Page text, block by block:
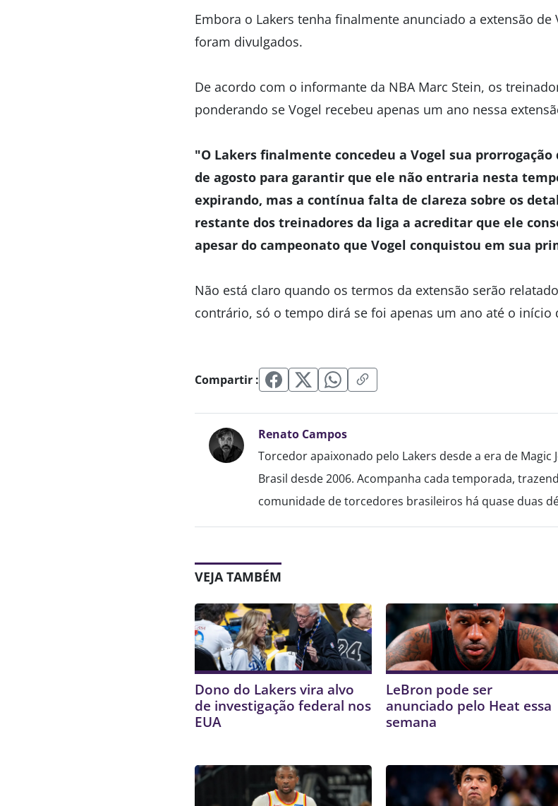
Embora o Lakers tenha finalmente anunciado a extensão
foram divulgados.
De acordo com o informante da NBA Marc Stein, os
ponderando se Vogel recebeu apenas um ano nessa
"O Lakers finalmente concedeu a Vogel sua
de agosto para garantir que ele não entraria nesta
expirando, mas a contínua falta de clareza sobre os
restante dos treinadores da liga a acreditar que ele
apesar do campeonato que Vogel conquistou em sua
Não está claro quando os termos da extensão serão
contrário, só o tempo dirá se foi apenas um ano até o início
Compartir :
Renato Campos
Torcedor apaixonado pelo Lakers desde a era de Magic
Brasil desde 2006. Acompanha cada temporada,
comunidade de torcedores brasileiros há quase duas
VEJA TAMBÉM
Dono do Lakers vira alvo
de investigação federal nos
EUA
LeBron pode ser
anunciado pelo Heat essa
semana